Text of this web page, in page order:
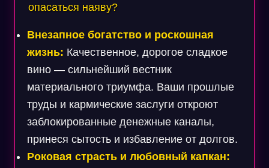
опасаться наяву?
Внезапное богатство и роскошная
жизнь: Качественное, дорогое сладкое
вино — сильнейший вестник
материального триумфа. Ваши прошлые
труды и кармические заслуги откроют
заблокированные денежные каналы,
принеся сытость и избавление от долгов.
Роковая страсть и любовный капкан: